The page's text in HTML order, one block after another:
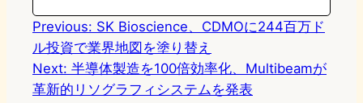
n
k
Previous: SK Bioscience、CDMOに244百万ド
ル投資で業界地図を塗り替え
Next: 半導体製造を100倍効率化、Multibeamが
革新的リソグラフィシステムを発表